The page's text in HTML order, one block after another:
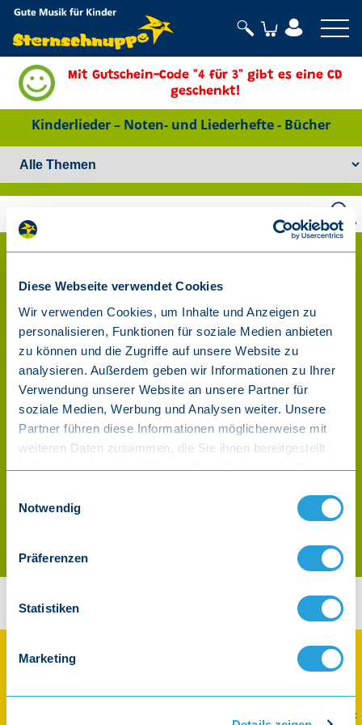
Diese Webseite verwendet Cookies
Wir verwenden Cookies, um Inhalte und Anzeigen zu
personalisieren, Funktionen für soziale Medien anbieten
zu können und die Zugriffe auf unsere Website zu
analysieren. Außerdem geben wir Informationen zu Ihrer
Verwendung unserer Website an unsere Partner für
soziale Medien, Werbung und Analysen weiter. Unsere
Partner führen diese Informationen möglicherweise mit
weiteren Daten zusammen, die Sie ihnen bereitgestellt
haben oder die sie im Rahmen Ihrer Nutzung der Dienste
Notwendig
Präferenzen
Statistiken
Marketing
Sternschnuppe
Mit Gutschein-Code "4 für 3" gibt es eine CD
geschenkt!
Kinderlieder – Noten- und Liederhefte - Bücher
Bayerische Winter- und
Weihnachtslieder -
Liederheft
Ein Kühlschrank ging
spazieren - Liederbuch
Werdet Sternschnuppe-Fan und abonniert
YouTube Music